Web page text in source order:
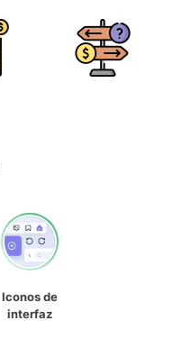
Iconos de
interfaz